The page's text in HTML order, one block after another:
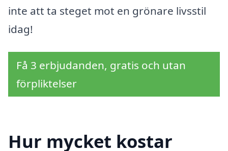
inte att ta steget mot en grönare livsstil
idag!
Få 3 erbjudanden, gratis och utan
förpliktelser
Hur mycket kostar